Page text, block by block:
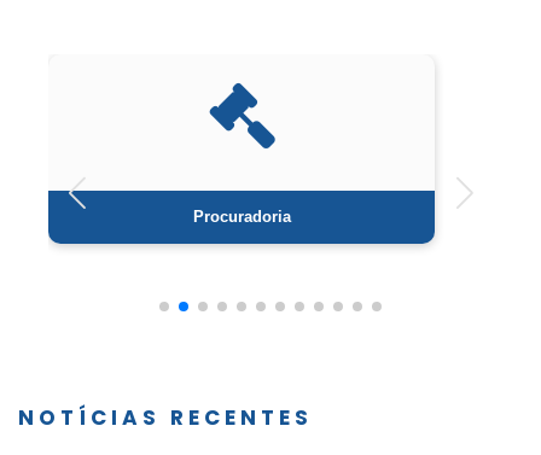
Procuradoria
NOTÍCIAS RECENTES